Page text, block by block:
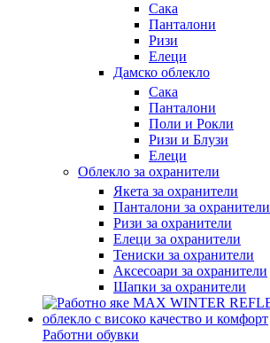
Сака
Панталони
Ризи
Елеци
Дамско облекло
Сака
Панталони
Поли и Рокли
Ризи и Блузи
Елеци
Облекло за охранители
Якета за охранители
Панталони за охранители
Ризи за охранители
Елеци за охранители
Тениски за охранители
Аксесоари за охранители
Шапки за охранители
Работни обувки